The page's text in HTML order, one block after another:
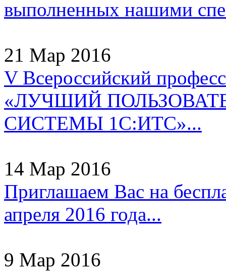
выполненных нашими
21 Мар 2016
V Всероссийский
«ЛУЧШИЙ
СИСТЕМЫ 1С:ИТС»...
14 Мар 2016
Приглашаем Вас на
апреля 2016 года...
9 Мар 2016